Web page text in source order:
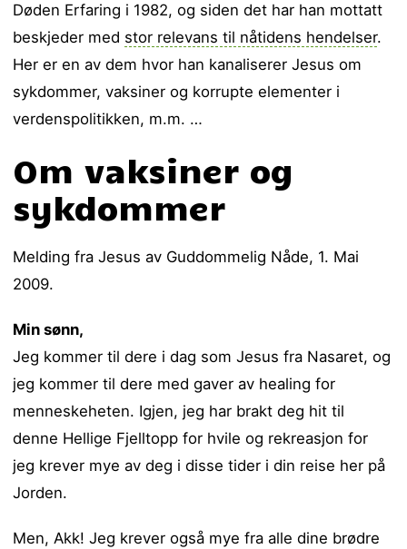
Døden Erfaring i 1982, og siden det har han mottatt
beskjeder med stor relevans til nåtidens hendelser.
Her er en av dem hvor han kanaliserer Jesus om
sykdommer, vaksiner og korrupte elementer i
verdenspolitikken, m.m. …
Om vaksiner og
sykdommer
Melding fra Jesus av Guddommelig Nåde, 1. Mai
2009.
Min sønn,
Jeg kommer til dere i dag som Jesus fra Nasaret, og
jeg kommer til dere med gaver av healing for
menneskeheten. Igjen, jeg har brakt deg hit til
denne Hellige Fjelltopp for hvile og rekreasjon for
jeg krever mye av deg i disse tider i din reise her på
Jorden.
Men, Akk! Jeg krever også mye fra alle dine brødre